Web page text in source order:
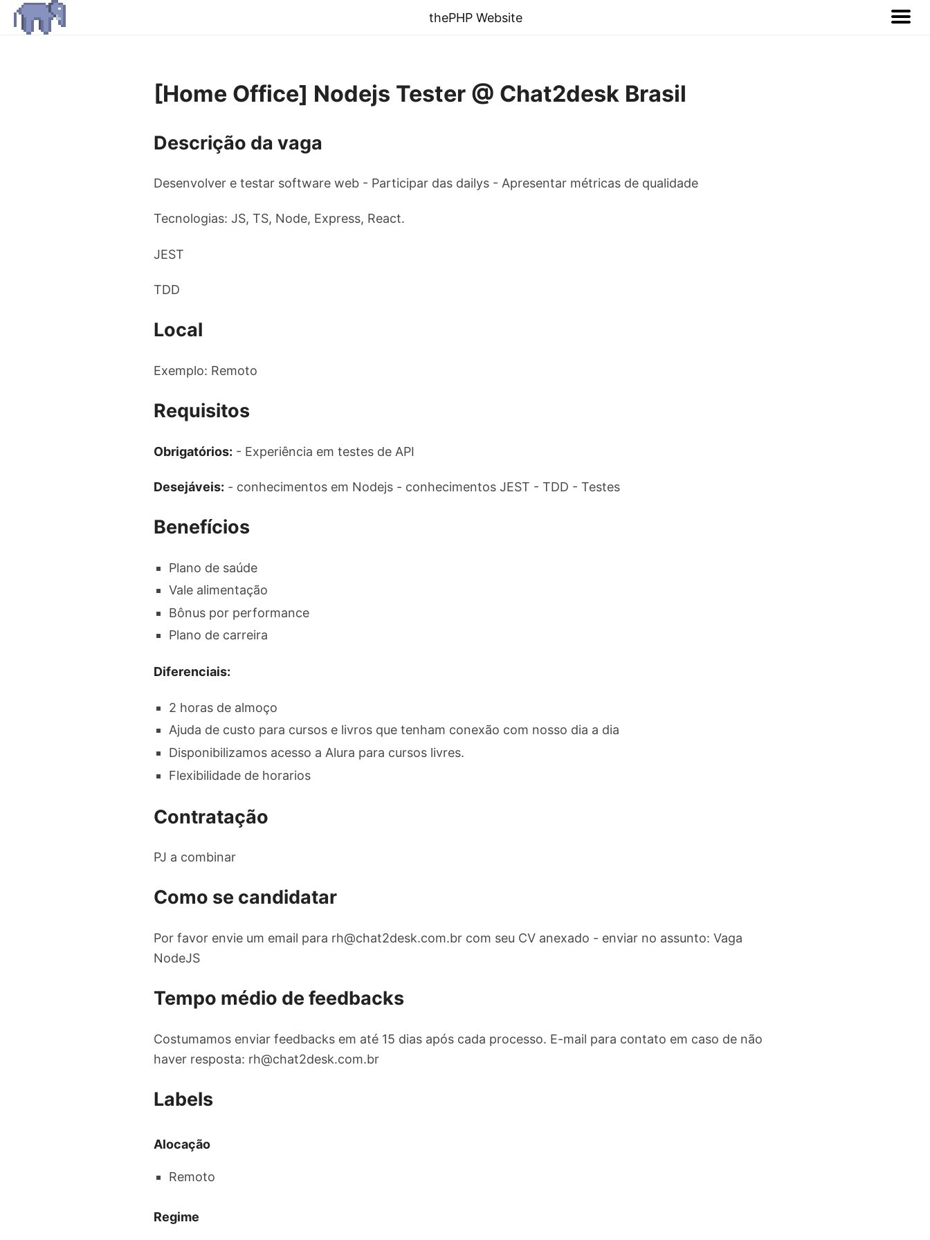
thePHP Website
[Home Office] Nodejs Tester @ Chat2desk Brasil
Descrição da vaga
Desenvolver e testar software web - Participar das dailys - Apresentar métricas de qualidade
Tecnologias: JS, TS, Node, Express, React.
JEST
TDD
Local
Exemplo: Remoto
Requisitos
Obrigatórios: - Experiência em testes de API
Desejáveis: - conhecimentos em Nodejs - conhecimentos JEST - TDD - Testes
Benefícios
Plano de saúde
Vale alimentação
Bônus por performance
Plano de carreira
Diferenciais:
2 horas de almoço
Ajuda de custo para cursos e livros que tenham conexão com nosso dia a dia
Disponibilizamos acesso a Alura para cursos livres.
Flexibilidade de horarios
Contratação
PJ a combinar
Como se candidatar
Por favor envie um email para rh@chat2desk.com.br com seu CV anexado - enviar no assunto: Vaga
NodeJS
Tempo médio de feedbacks
Costumamos enviar feedbacks em até 15 dias após cada processo. E-mail para contato em caso de não
haver resposta: rh@chat2desk.com.br
Labels
Alocação
Remoto
Regime